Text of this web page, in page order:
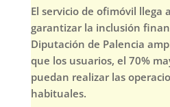
El servicio de ofimóvil llega
garantizar la inclusión
Diputación de Palencia
que los usuarios, el 70%
puedan realizar las
habituales.